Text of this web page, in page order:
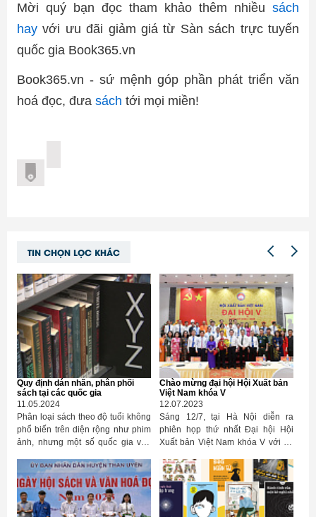
Mời quý bạn đọc tham khảo thêm nhiều sách
hay với ưu đãi giảm giá từ Sàn sách trực tuyến
quốc gia Book365.vn
Book365.vn - sứ mệnh góp phần phát triển văn
hoá đọc, đưa sách tới mọi miền!
TIN CHỌN LỌC KHÁC
Quy định dán nhãn, phân phối
sách tại các quốc gia
11.05.2024
Phân loại sách theo độ tuổi không
phổ biến trên diện rộng như phim
ảnh, nhưng một số quốc gia vẫn
phát hành và phân phối.
Chào mừng đại hội Hội Xuất bản
Việt Nam khóa V
12.07.2023
Sáng 12/7, tại Hà Nội diễn ra
phiên họp thứ nhất Đại hội Hội
Xuất bản Việt Nam khóa V với sự
thay mặt hơn 11.000 hội viên. Đại
hội Đại biểu Hội Xuất bản Việt
Nam khóa V và mục tiêu phát triển
văn hoá đọc